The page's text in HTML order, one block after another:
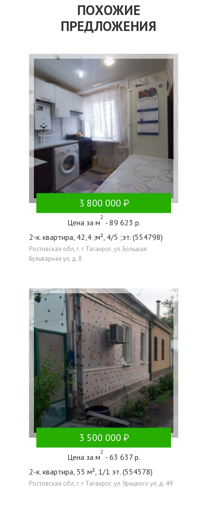
ПОХОЖИЕ
ПРЕДЛОЖЕНИЯ
3 800 000
Цена за м
2
- 89 623 р.
2-к. квартира, 42,4 ;м², 4/5 ;эт. (554798)
Ростовская обл, г. г Таганрог, ул. Большая
Бульварная ул, д. 8
3 500 000
Цена за м
2
- 63 637 р.
2-к. квартира, 55 м², 1/1 эт. (554578)
Ростовская обл, г. г Таганрог, ул. Урицкого ул, д. 49